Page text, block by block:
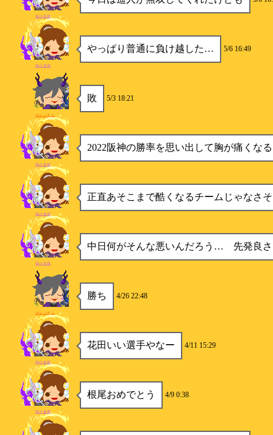
弱小提督
やっぱり普通に負け越した… 5/6 16:49
弱小提督
敗 5/3 18:21
ぱんぷきん
2022阪神の勝率を思い出して胸が痛くなる
弱小提督
正直あそこまで酷くなるチームじゃなさ
弱小提督
中日何がそんな悪いんだろう… 先発良さ
弱小提督
勝ち 4/26 22:48
ぱんぷきん
花田いい選手やなー 4/11 15:29
弱小提督
根尾おめでとう 4/9 0:38
弱小提督